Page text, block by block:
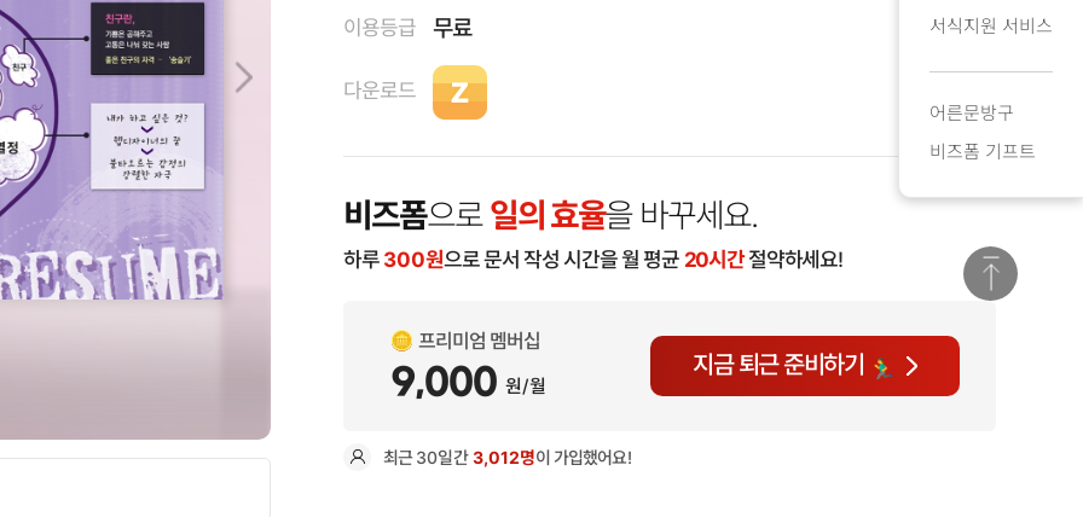
이용등급 무료
다운로드
비즈폼으로일의 효율을 바꾸세요.
하루 300원으로 문서 작성 시간을 월 평균 20시간절약하세요!
프리미엄 멤버십
9,000 원/월
지금 퇴근 준비하기
최근30일간3,012명이 가입했어요!
서식지원 서비스
어른문방구
비즈폼 기프트